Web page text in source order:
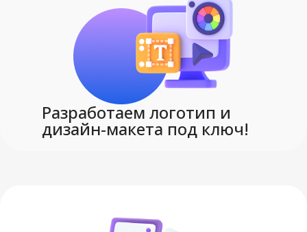
картон
Сделано в России
МАТЕРИАЛ картон
Разработаем логотип и
дизайн-макета под ключ!